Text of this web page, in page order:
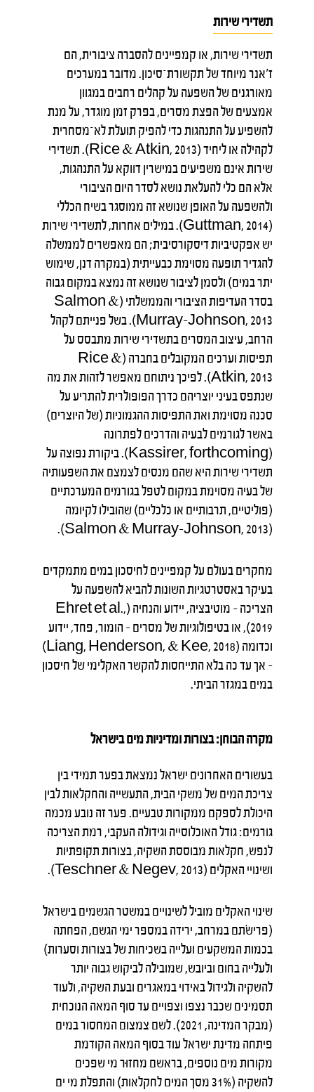
תשדירי שירות
תשדירי שירות, או קמפיינים להסברה ציבורית, הם
ז'אנר מיוחד של תקשורת־סיכון. מדובר במערכים
מאורגנים של השפעה על קהלים רחבים במגוון
אמצעים של הפצת מסרים, בפרק זמן מוגדר, על מנת
להשפיע על התנהגות כדי להפיק תועלת לא־מסחרית
לקהילה או ליחיד (Rice & Atkin, 2013). תשדירי
שירות אינם משפיעים במישרין דווקא על התנהגות,
אלא הם כלי להעלאת נושא לסדר היום הציבורי
ולהשפעה על האופן שנושא זה ממוסגר בשיח הכללי
(Guttman, 2014). במילים אחרות, לתשדירי שירות
יש אפקטיביות דיסקורסיבית; הם מאפשרים לממשלה
להגדיר תופעה מסוימת כבעייתית (במקרה דנן, שימוש
יתר במים) ולסמן לציבור שנושא זה נמצא במקום גבוה
בסדר העדיפות הציבורי והממשלתי (Salmon &
Murray-Johnson, 2013). בשל פנייתם לקהל
הרחב, עיצוב המסרים בתשדירי שירות מתבסס על
תפיסות וערכים המקובלים בחברה (Rice &
Atkin, 2013). לפיכך ניתוחם מאפשר לזהות את מה
שנתפס בעיני יוצריהם כדרך הפופולרית להתריע על
סכנה מסוימת ואת התפיסות ההגמוניות (של היוצרים)
באשר לגורמים לבעיה והדרכים לפתרונה
(Kassirer, forthcoming). ביקורת נפוצה על
תשדירי שירות היא שהם מנסים לצמצם את השפעותיה
של בעיה מסוימת במקום לטפל בגורמים המערכתיים
(פוליטיים, תרבותיים או כלכליים) שהובילו לקיומה
(Salmon & Murray-Johnson, 2013).
מחקרים בעולם על קמפיינים לחיסכון במים מתמקדים
בעיקר באסטרטגיות השונות להביא להשפעה על
הצריכה – מוטיבציה, יידוע והנחיה (Ehret et al.,
2019), או בטיפולוגיות של מסרים – הומור, פחד, יידוע
וכדומה (Liang, Henderson, & Kee, 2018)
– אך עד כה בלא התייחסות להקשר האקלימי של חיסכון
במים במגזר הביתי.
מקרה הבוחן: בצורות ומדיניות מים בישראל
בעשורים האחרונים ישראל נמצאת בפער תמידי בין
צריכת המים של משקי הבית, התעשייה והחקלאות לבין
היכולת לספקם ממקורות טבעיים. פער זה נובע מכמה
גורמים: גודל האוכלוסייה וגידולה העקבי, רמת הצריכה
לנפש, חקלאות מבוססת השקיה, בצורות תקופתיות
ושינויי האקלים (Teschner & Negev, 2013).
שינוי האקלים מוביל לשינויים במשטר הגשמים בישראל
(פרישׂתם במרחב, ירידה במספר ימי הגשם, הפחתה
בכמות המשקעים ועלייה בשכיחות של בצורות וסערות)
ולעלייה בחום וביובש, שמובילה לביקוש גבוה יותר
להשקיה ולגידול באידוי במאגרים ובעת השקיה, ולעוד
תסמינים שכבר נצפו וצפויים עד סוף המאה הנוכחית
(מבקר המדינה, 2021). לשם צמצום המחסור במים
פיתחה מדינת ישראל עוד בסוף המאה הקודמת
מקורות מים נוספים, בראשם מחזוּר מי שפכים
להשקיה (31% מסך המים לחקלאות) והתפלת מי ים